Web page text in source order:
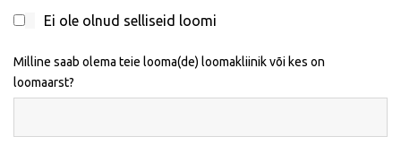
Ei ole olnud selliseid loomi
Milline saab olema teie looma(de) loomakliinik või kes on
loomaarst?